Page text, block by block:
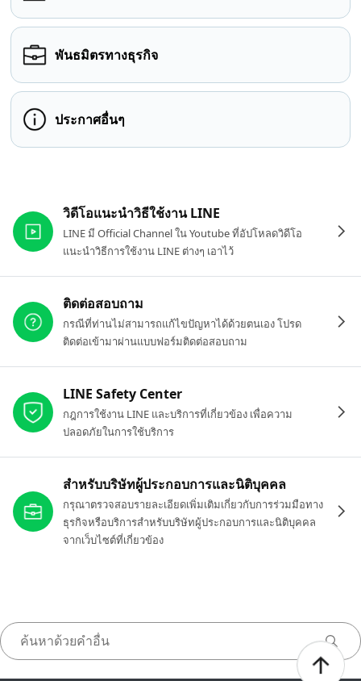
พันธมิตรทางธุรกิจ
ประกาศอื่นๆ
วิดีโอแนะนำวิธีใช้งาน LINE
LINE มี Official Channel ใน Youtube ที่อัปโหลดวิดีโอ
แนะนำวิธีการใช้งาน LINE ต่างๆ เอาไว้
ติดต่อสอบถาม
กรณีที่ท่านไม่สามารถแก้ไขปัญหาได้ด้วยตนเอง โปรด
ติดต่อเข้ามาผ่านแบบฟอร์มติดต่อสอบถาม
LINE Safety Center
กฎการใช้งาน LINE และบริการที่เกี่ยวข้อง เพื่อความ
ปลอดภัยในการใช้บริการ
สำหรับบริษัทผู้ประกอบการและนิติบุคคล
กรุณาตรวจสอบรายละเอียดเพิ่มเติมเกี่ยวกับการร่วมมือทาง
ธุรกิจหรือบริการสำหรับบริษัทผู้ประกอบการและนิติบุคคล
จากเว็บไซต์ที่เกี่ยวข้อง